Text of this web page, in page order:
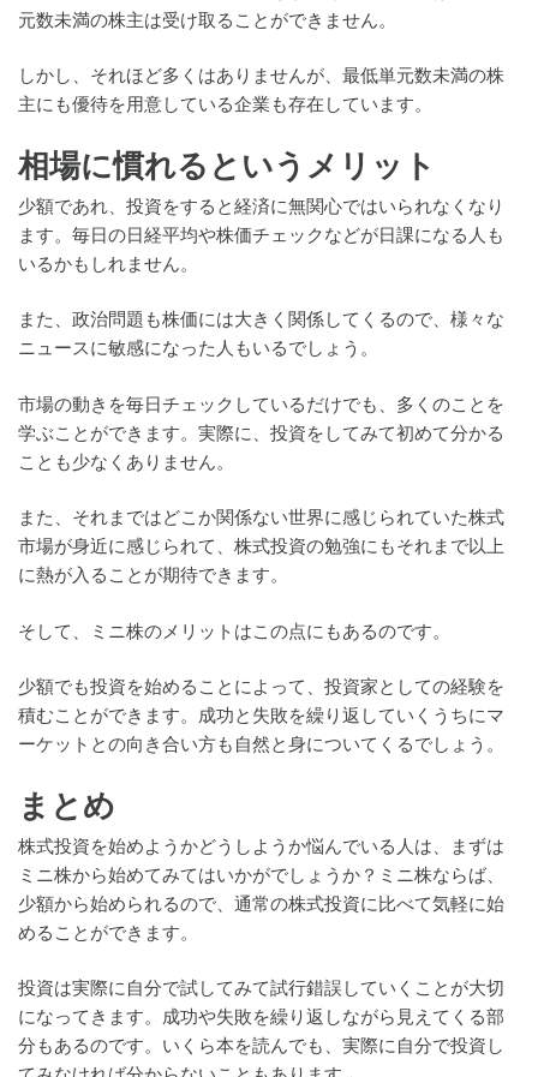
元数未満の株主は受け取ることができません。
しかし、それほど多くはありませんが、最低単元数未満の株
主にも優待を用意している企業も存在しています。
相場に慣れるというメリット
少額であれ、投資をすると経済に無関心ではいられなくなり
ます。毎日の日経平均や株価チェックなどが日課になる人も
いるかもしれません。
また、政治問題も株価には大きく関係してくるので、様々な
ニュースに敏感になった人もいるでしょう。
市場の動きを毎日チェックしているだけでも、多くのことを
学ぶことができます。実際に、投資をしてみて初めて分かる
ことも少なくありません。
また、それまではどこか関係ない世界に感じられていた株式
市場が身近に感じられて、株式投資の勉強にもそれまで以上
に熱が入ることが期待できます。
そして、ミニ株のメリットはこの点にもあるのです。
少額でも投資を始めることによって、投資家としての経験を
積むことができます。成功と失敗を繰り返していくうちにマ
ーケットとの向き合い方も自然と身についてくるでしょう。
まとめ
株式投資を始めようかどうしようか悩んでいる人は、まずは
ミニ株から始めてみてはいかがでしょうか？ミニ株ならば、
少額から始められるので、通常の株式投資に比べて気軽に始
めることができます。
投資は実際に自分で試してみて試行錯誤していくことが大切
になってきます。成功や失敗を繰り返しながら見えてくる部
分もあるのです。いくら本を読んでも、実際に自分で投資し